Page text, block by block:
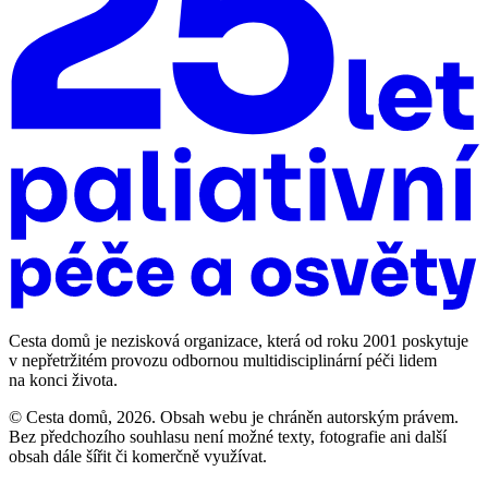
Cesta domů je nezisková organizace, která od roku 2001 poskytuje
v nepřetržitém provozu odbornou multidisciplinární péči lidem
na konci života.
© Cesta domů, 2026. Obsah webu je chráněn autorským právem.
Bez předchozího souhlasu není možné texty, fotografie ani další
obsah dále šířit či komerčně využívat.